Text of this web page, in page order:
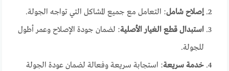
إصلاح شامل: التعامل مع جميع المشاكل التي تواجه الجولة.
استبدال قطع الغيار الأصلية: لضمان جودة الإصلاح وعمر أطول
للجولة.
خدمة سريعة: استجابة سريعة وفعالة لضمان عودة الجولة